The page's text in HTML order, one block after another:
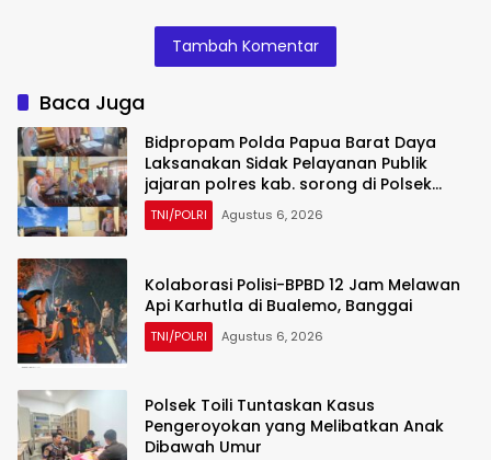
Lancar dan
Kondusif
Ingatkan Orang
Tua
Nuhon Olah TKP
Saksi
Tambah Komentar
Baca Juga
Bidpropam Polda Papua Barat Daya
Laksanakan Sidak Pelayanan Publik
jajaran polres kab. sorong di Polsek
Salawati
TNI/POLRI Agustus 6, 2026
Kolaborasi Polisi-BPBD 12 Jam Melawan
Api Karhutla di Bualemo, Banggai
TNI/POLRI Agustus 6, 2026
Polsek Toili Tuntaskan Kasus
Pengeroyokan yang Melibatkan Anak
Dibawah Umur